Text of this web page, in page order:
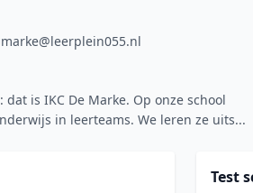
marke@leerplein055.nl
is IKC De Marke. Op onze school
in leerteams. We leren ze uits...
Test